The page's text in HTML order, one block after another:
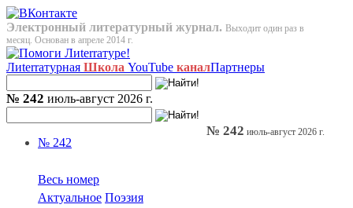
Электронный литературный журнал. Выходит один раз в
месяц. Основан в апреле 2014 г.
Лиterraтурная Школа YouTube каналПартнеры
№ 242 июль-август 2026 г.
№ 242
Весь номер
Актуальное Поэзия
№ 242 июль-август 2026 г.